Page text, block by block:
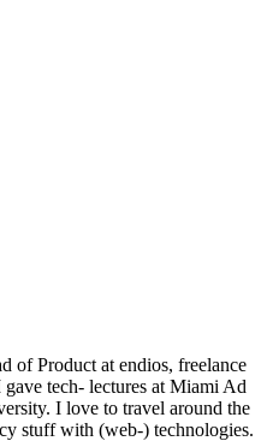
of Product at endios, freelance
tech- lectures at Miami Ad
I love to travel around the
stuff with (web-) technologies.